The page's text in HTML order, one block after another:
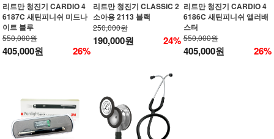
리트만 청진기 CARDIO 4
6187C 새틴피니쉬 미드나
이트 블루
550,000원
405,000원 26%
리트만 청진기 CLASSIC 2
소아용 2113 블랙
250,000원
190,000원 24%
리트만 청진기 CARDIO 4
6186C 새틴피니쉬 앨러배
스터
550,000원
405,000원 26%